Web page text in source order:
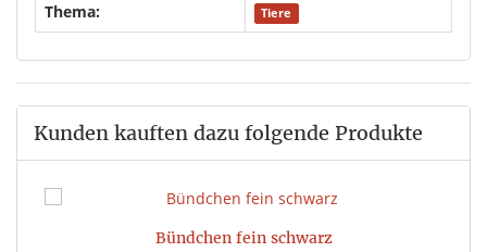
Thema: Tiere
Kunden kauften dazu folgende Produkte
Bündchen fein schwarz